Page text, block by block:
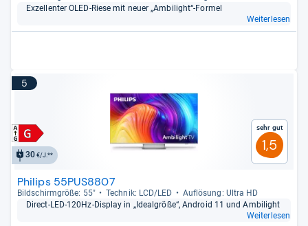
Exzel­len­ter OLED-​Riese mit neuer „Ambi­light“-​For­mel
Weiterlesen
5
30€/J.**
Sehr gut
1,5
Philips 55PUS8807
Bild­schirm­größe: 55" Tech­nik: LCD/LED
Auf­lö­sung: Ultra HD
Direct-​LED-​120Hz-​Dis­play in „Ide­al­größe“, Android 11 und Ambi­light
Weiterlesen